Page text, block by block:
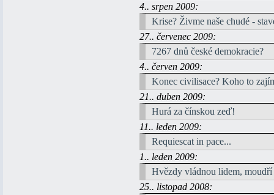
4.. srpen 2009:
Krise? Živme naše chudé -
27.. červenec 2009:
7267 dnů české demokracie?
4.. červen 2009:
Konec civilisace? Koho to
21.. duben 2009:
Hurá za čínskou zeď!
11.. leden 2009:
Requiescat in pace...
1.. leden 2009:
Hvězdy vládnou lidem,
25.. listopad 2008: